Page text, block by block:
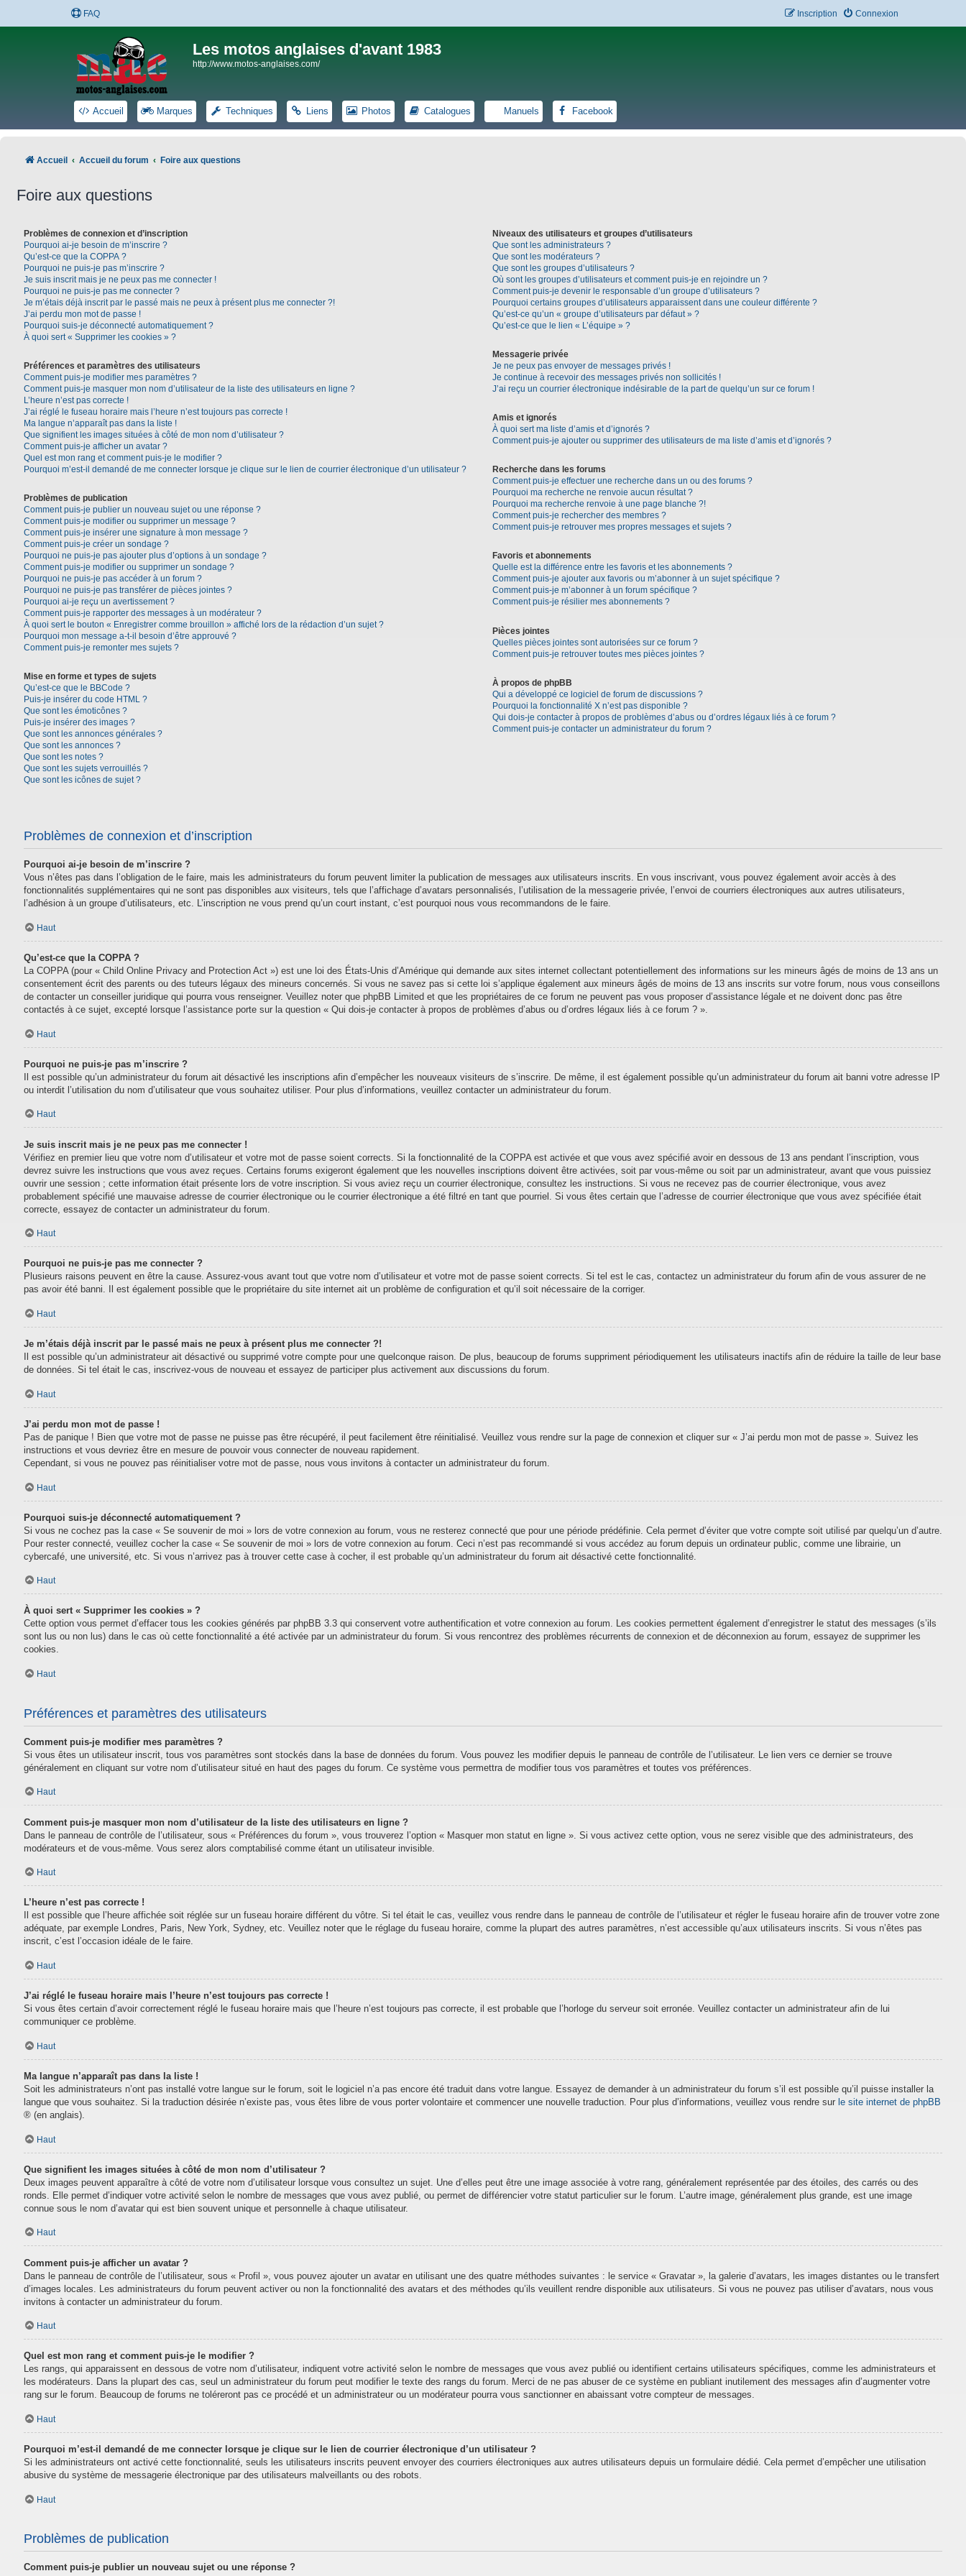
FAQ Connexion
Inscription
Les motos anglaises d'avant 1983
http://www.motos-anglaises.com/
Accueil Marques Techniques Liens Photos Catalogues Manuels Facebook
Accueil Accueil du forum Foire aux questions
Foire aux questions
Problèmes de connexion et d’inscription
Pourquoi ai-je besoin de m’inscrire ?
Qu’est-ce que la COPPA ?
Pourquoi ne puis-je pas m’inscrire ?
Je suis inscrit mais je ne peux pas me connecter !
Pourquoi ne puis-je pas me connecter ?
Je m’étais déjà inscrit par le passé mais ne peux à présent plus me connecter ?!
J’ai perdu mon mot de passe !
Pourquoi suis-je déconnecté automatiquement ?
À quoi sert « Supprimer les cookies » ?
Préférences et paramètres des utilisateurs
Comment puis-je modifier mes paramètres ?
Comment puis-je masquer mon nom d’utilisateur de la liste des utilisateurs en ligne ?
L’heure n’est pas correcte !
J’ai réglé le fuseau horaire mais l’heure n’est toujours pas correcte !
Ma langue n’apparaît pas dans la liste !
Que signifient les images situées à côté de mon nom d’utilisateur ?
Comment puis-je afficher un avatar ?
Quel est mon rang et comment puis-je le modifier ?
Pourquoi m’est-il demandé de me connecter lorsque je clique sur le lien de courrier électronique d’un utilisateur ?
Problèmes de publication
Comment puis-je publier un nouveau sujet ou une réponse ?
Comment puis-je modifier ou supprimer un message ?
Comment puis-je insérer une signature à mon message ?
Comment puis-je créer un sondage ?
Pourquoi ne puis-je pas ajouter plus d’options à un sondage ?
Comment puis-je modifier ou supprimer un sondage ?
Pourquoi ne puis-je pas accéder à un forum ?
Pourquoi ne puis-je pas transférer de pièces jointes ?
Pourquoi ai-je reçu un avertissement ?
Comment puis-je rapporter des messages à un modérateur ?
À quoi sert le bouton « Enregistrer comme brouillon » affiché lors de la rédaction d’un sujet ?
Pourquoi mon message a-t-il besoin d’être approuvé ?
Comment puis-je remonter mes sujets ?
Mise en forme et types de sujets
Qu’est-ce que le BBCode ?
Puis-je insérer du code HTML ?
Que sont les émoticônes ?
Puis-je insérer des images ?
Que sont les annonces générales ?
Que sont les annonces ?
Que sont les notes ?
Que sont les sujets verrouillés ?
Que sont les icônes de sujet ?
Niveaux des utilisateurs et groupes d’utilisateurs
Que sont les administrateurs ?
Que sont les modérateurs ?
Que sont les groupes d’utilisateurs ?
Où sont les groupes d’utilisateurs et comment puis-je en rejoindre un ?
Comment puis-je devenir le responsable d’un groupe d’utilisateurs ?
Pourquoi certains groupes d’utilisateurs apparaissent dans une couleur différente ?
Qu’est-ce qu’un « groupe d’utilisateurs par défaut » ?
Qu’est-ce que le lien « L’équipe » ?
Messagerie privée
Je ne peux pas envoyer de messages privés !
Je continue à recevoir des messages privés non sollicités !
J’ai reçu un courrier électronique indésirable de la part de quelqu’un sur ce forum !
Amis et ignorés
À quoi sert ma liste d’amis et d’ignorés ?
Comment puis-je ajouter ou supprimer des utilisateurs de ma liste d’amis et d’ignorés ?
Recherche dans les forums
Comment puis-je effectuer une recherche dans un ou des forums ?
Pourquoi ma recherche ne renvoie aucun résultat ?
Pourquoi ma recherche renvoie à une page blanche ?!
Comment puis-je rechercher des membres ?
Comment puis-je retrouver mes propres messages et sujets ?
Favoris et abonnements
Quelle est la différence entre les favoris et les abonnements ?
Comment puis-je ajouter aux favoris ou m’abonner à un sujet spécifique ?
Comment puis-je m’abonner à un forum spécifique ?
Comment puis-je résilier mes abonnements ?
Pièces jointes
Quelles pièces jointes sont autorisées sur ce forum ?
Comment puis-je retrouver toutes mes pièces jointes ?
À propos de phpBB
Qui a développé ce logiciel de forum de discussions ?
Pourquoi la fonctionnalité X n’est pas disponible ?
Qui dois-je contacter à propos de problèmes d’abus ou d’ordres légaux liés à ce forum ?
Comment puis-je contacter un administrateur du forum ?
Problèmes de connexion et d’inscription
Pourquoi ai-je besoin de m’inscrire ?
Vous n’êtes pas dans l’obligation de le faire, mais les administrateurs du forum peuvent limiter la publication de messages aux utilisateurs inscrits. En vous inscrivant, vous pouvez également avoir accès à des
fonctionnalités supplémentaires qui ne sont pas disponibles aux visiteurs, tels que l’affichage d’avatars personnalisés, l’utilisation de la messagerie privée, l’envoi de courriers électroniques aux autres utilisateurs,
l’adhésion à un groupe d’utilisateurs, etc. L’inscription ne vous prend qu’un court instant, c’est pourquoi nous vous recommandons de le faire.
Haut
Qu’est-ce que la COPPA ?
La COPPA (pour « Child Online Privacy and Protection Act ») est une loi des États-Unis d’Amérique qui demande aux sites internet collectant potentiellement des informations sur les mineurs âgés de moins de 13 ans un
consentement écrit des parents ou des tuteurs légaux des mineurs concernés. Si vous ne savez pas si cette loi s’applique également aux mineurs âgés de moins de 13 ans inscrits sur votre forum, nous vous conseillons
de contacter un conseiller juridique qui pourra vous renseigner. Veuillez noter que phpBB Limited et que les propriétaires de ce forum ne peuvent pas vous proposer d’assistance légale et ne doivent donc pas être
contactés à ce sujet, excepté lorsque l’assistance porte sur la question « Qui dois-je contacter à propos de problèmes d’abus ou d’ordres légaux liés à ce forum ? ».
Haut
Pourquoi ne puis-je pas m’inscrire ?
Il est possible qu’un administrateur du forum ait désactivé les inscriptions afin d’empêcher les nouveaux visiteurs de s’inscrire. De même, il est également possible qu’un administrateur du forum ait banni votre adresse IP
ou interdit l’utilisation du nom d’utilisateur que vous souhaitez utiliser. Pour plus d’informations, veuillez contacter un administrateur du forum.
Haut
Je suis inscrit mais je ne peux pas me connecter !
Vérifiez en premier lieu que votre nom d’utilisateur et votre mot de passe soient corrects. Si la fonctionnalité de la COPPA est activée et que vous avez spécifié avoir en dessous de 13 ans pendant l’inscription, vous
devrez suivre les instructions que vous avez reçues. Certains forums exigeront également que les nouvelles inscriptions doivent être activées, soit par vous-même ou soit par un administrateur, avant que vous puissiez
ouvrir une session ; cette information était présente lors de votre inscription. Si vous aviez reçu un courrier électronique, consultez les instructions. Si vous ne recevez pas de courrier électronique, vous avez
probablement spécifié une mauvaise adresse de courrier électronique ou le courrier électronique a été filtré en tant que pourriel. Si vous êtes certain que l’adresse de courrier électronique que vous avez spécifiée était
correcte, essayez de contacter un administrateur du forum.
Haut
Pourquoi ne puis-je pas me connecter ?
Plusieurs raisons peuvent en être la cause. Assurez-vous avant tout que votre nom d’utilisateur et votre mot de passe soient corrects. Si tel est le cas, contactez un administrateur du forum afin de vous assurer de ne
pas avoir été banni. Il est également possible que le propriétaire du site internet ait un problème de configuration et qu’il soit nécessaire de la corriger.
Haut
Je m’étais déjà inscrit par le passé mais ne peux à présent plus me connecter ?!
Il est possible qu’un administrateur ait désactivé ou supprimé votre compte pour une quelconque raison. De plus, beaucoup de forums suppriment périodiquement les utilisateurs inactifs afin de réduire la taille de leur base
de données. Si tel était le cas, inscrivez-vous de nouveau et essayez de participer plus activement aux discussions du forum.
Haut
J’ai perdu mon mot de passe !
Pas de panique ! Bien que votre mot de passe ne puisse pas être récupéré, il peut facilement être réinitialisé. Veuillez vous rendre sur la page de connexion et cliquer sur « J’ai perdu mon mot de passe ». Suivez les
instructions et vous devriez être en mesure de pouvoir vous connecter de nouveau rapidement.
Cependant, si vous ne pouvez pas réinitialiser votre mot de passe, nous vous invitons à contacter un administrateur du forum.
Haut
Pourquoi suis-je déconnecté automatiquement ?
Si vous ne cochez pas la case « Se souvenir de moi » lors de votre connexion au forum, vous ne resterez connecté que pour une période prédéfinie. Cela permet d’éviter que votre compte soit utilisé par quelqu’un d’autre.
Pour rester connecté, veuillez cocher la case « Se souvenir de moi » lors de votre connexion au forum. Ceci n’est pas recommandé si vous accédez au forum depuis un ordinateur public, comme une librairie, un
cybercafé, une université, etc. Si vous n’arrivez pas à trouver cette case à cocher, il est probable qu’un administrateur du forum ait désactivé cette fonctionnalité.
Haut
À quoi sert « Supprimer les cookies » ?
Cette option vous permet d’effacer tous les cookies générés par phpBB 3.3 qui conservent votre authentification et votre connexion au forum. Les cookies permettent également d’enregistrer le statut des messages (s’ils
sont lus ou non lus) dans le cas où cette fonctionnalité a été activée par un administrateur du forum. Si vous rencontrez des problèmes récurrents de connexion et de déconnexion au forum, essayez de supprimer les
cookies.
Haut
Préférences et paramètres des utilisateurs
Comment puis-je modifier mes paramètres ?
Si vous êtes un utilisateur inscrit, tous vos paramètres sont stockés dans la base de données du forum. Vous pouvez les modifier depuis le panneau de contrôle de l’utilisateur. Le lien vers ce dernier se trouve
généralement en cliquant sur votre nom d’utilisateur situé en haut des pages du forum. Ce système vous permettra de modifier tous vos paramètres et toutes vos préférences.
Haut
Comment puis-je masquer mon nom d’utilisateur de la liste des utilisateurs en ligne ?
Dans le panneau de contrôle de l’utilisateur, sous « Préférences du forum », vous trouverez l’option « Masquer mon statut en ligne ». Si vous activez cette option, vous ne serez visible que des administrateurs, des
modérateurs et de vous-même. Vous serez alors comptabilisé comme étant un utilisateur invisible.
Haut
L’heure n’est pas correcte !
Il est possible que l’heure affichée soit réglée sur un fuseau horaire différent du vôtre. Si tel était le cas, veuillez vous rendre dans le panneau de contrôle de l’utilisateur et régler le fuseau horaire afin de trouver votre zone
adéquate, par exemple Londres, Paris, New York, Sydney, etc. Veuillez noter que le réglage du fuseau horaire, comme la plupart des autres paramètres, n’est accessible qu’aux utilisateurs inscrits. Si vous n’êtes pas
inscrit, c’est l’occasion idéale de le faire.
Haut
J’ai réglé le fuseau horaire mais l’heure n’est toujours pas correcte !
Si vous êtes certain d’avoir correctement réglé le fuseau horaire mais que l’heure n’est toujours pas correcte, il est probable que l’horloge du serveur soit erronée. Veuillez contacter un administrateur afin de lui
communiquer ce problème.
Haut
Ma langue n’apparaît pas dans la liste !
Soit les administrateurs n’ont pas installé votre langue sur le forum, soit le logiciel n’a pas encore été traduit dans votre langue. Essayez de demander à un administrateur du forum s’il est possible qu’il puisse installer la
langue que vous souhaitez. Si la traduction désirée n’existe pas, vous êtes libre de vous porter volontaire et commencer une nouvelle traduction. Pour plus d’informations, veuillez vous rendre sur le site internet de phpBB
® (en anglais).
Haut
Que signifient les images situées à côté de mon nom d’utilisateur ?
Deux images peuvent apparaître à côté de votre nom d’utilisateur lorsque vous consultez un sujet. Une d’elles peut être une image associée à votre rang, généralement représentée par des étoiles, des carrés ou des
ronds. Elle permet d’indiquer votre activité selon le nombre de messages que vous avez publié, ou permet de différencier votre statut particulier sur le forum. L’autre image, généralement plus grande, est une image
connue sous le nom d’avatar qui est bien souvent unique et personnelle à chaque utilisateur.
Haut
Comment puis-je afficher un avatar ?
Dans le panneau de contrôle de l’utilisateur, sous « Profil », vous pouvez ajouter un avatar en utilisant une des quatre méthodes suivantes : le service « Gravatar », la galerie d’avatars, les images distantes ou le transfert
d’images locales. Les administrateurs du forum peuvent activer ou non la fonctionnalité des avatars et des méthodes qu’ils veuillent rendre disponible aux utilisateurs. Si vous ne pouvez pas utiliser d’avatars, nous vous
invitons à contacter un administrateur du forum.
Haut
Quel est mon rang et comment puis-je le modifier ?
Les rangs, qui apparaissent en dessous de votre nom d’utilisateur, indiquent votre activité selon le nombre de messages que vous avez publié ou identifient certains utilisateurs spécifiques, comme les administrateurs et
les modérateurs. Dans la plupart des cas, seul un administrateur du forum peut modifier le texte des rangs du forum. Merci de ne pas abuser de ce système en publiant inutilement des messages afin d’augmenter votre
rang sur le forum. Beaucoup de forums ne toléreront pas ce procédé et un administrateur ou un modérateur pourra vous sanctionner en abaissant votre compteur de messages.
Haut
Pourquoi m’est-il demandé de me connecter lorsque je clique sur le lien de courrier électronique d’un utilisateur ?
Si les administrateurs ont activé cette fonctionnalité, seuls les utilisateurs inscrits peuvent envoyer des courriers électroniques aux autres utilisateurs depuis un formulaire dédié. Cela permet d’empêcher une utilisation
abusive du système de messagerie électronique par des utilisateurs malveillants ou des robots.
Haut
Problèmes de publication
Comment puis-je publier un nouveau sujet ou une réponse ?